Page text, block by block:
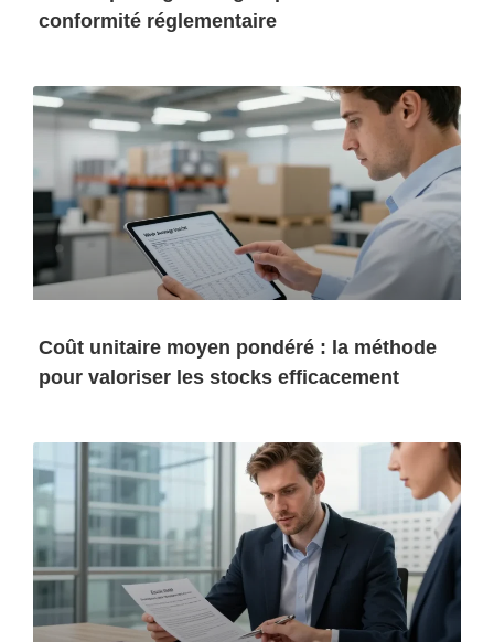
conformité réglementaire
Coût unitaire moyen pondéré : la méthode
pour valoriser les stocks efficacement